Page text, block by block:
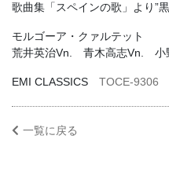
歌曲集「スペインの歌」より”
モルゴーア・クァルテット
荒井英治Vn. 青木高志Vn. 小
EMI CLASSICS TOCE-9306
一覧に戻る